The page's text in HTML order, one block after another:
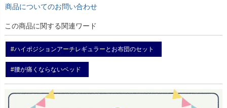
商品についてのお問い合わせ
この商品に関する関連ワード
#ハイポジションアーチレギュラーとお布団のセット
#腰が痛くならないベッド